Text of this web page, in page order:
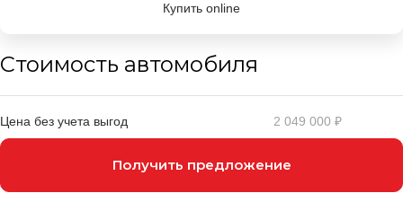
Купить online
Стоимость автомобиля
Цена без учета выгод 2 049 000 ₽
Получить предложение